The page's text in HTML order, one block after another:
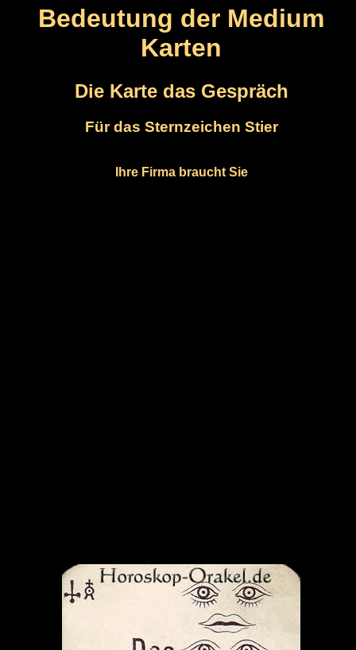
Bedeutung der Medium
Karten
Die Karte das Gespräch
Für das Sternzeichen Stier
Ihre Firma braucht Sie